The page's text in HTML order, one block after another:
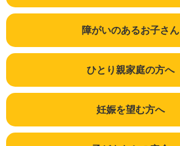
障がいのあるお子さん
ひとり親家庭の方へ
妊娠を望む方へ